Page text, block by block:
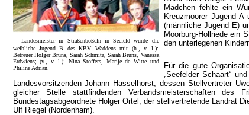
Landesmeister in Straßenboßeln in Seefeld wurde die
weibliche Jugend B des KBV Waddens mit (h., v. l.):
Betreuer Holger Bruns, Sarah Schmitz, Sarah Bruns, Vanessa
Erdwiens; (v., v. l.): Nina Stoffers, Marije de Witte und
Philine Adrian.
Mädchen fehlte ein
Kreuzmoorer Jugend
(männliche Jugend E)
Moorburg-Hollriede ein
den unterlegenen
Für die gute
„Seefelder Schaart“
Landesvorsitzenden Johann Hasselhorst, dessen Stellvertreter
gleicher Stelle stattfindenden Verbandsmeisterschaften des
Bundestagsabgeordnete Holger Ortel, der stellvertretende Landrat
Ulf Riegel (Nordenham).